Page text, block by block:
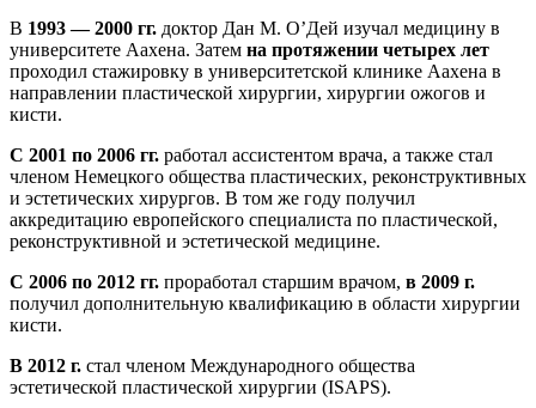
В 1993 — 2000 гг. доктор Дан М. О’Дей изучал медицину в
университете Аахена. Затем на протяжении четырех лет
проходил стажировку в университетской клинике Аахена в
направлении пластической хирургии, хирургии ожогов и
кисти.
С 2001 по 2006 гг. работал ассистентом врача, а также стал
членом Немецкого общества пластических, реконструктивных
и эстетических хирургов. В том же году получил
аккредитацию европейского специалиста по пластической,
реконструктивной и эстетической медицине.
С 2006 по 2012 гг. проработал старшим врачом, в 2009 г.
получил дополнительную квалификацию в области хирургии
кисти.
В 2012 г. стал членом Международного общества
эстетической пластической хирургии (ISAPS).